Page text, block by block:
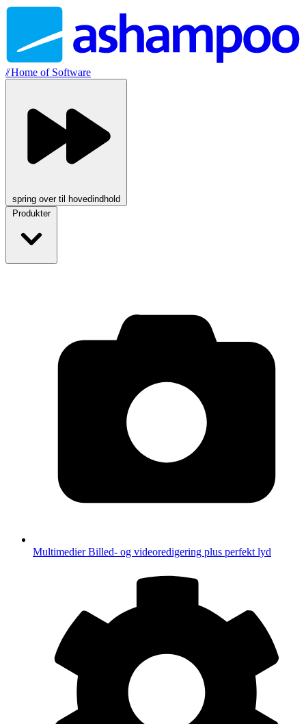
//Home of Software
spring over til hovedindhold
Produkter
MultimedierBilled- og videoredigering plus perfekt lyd